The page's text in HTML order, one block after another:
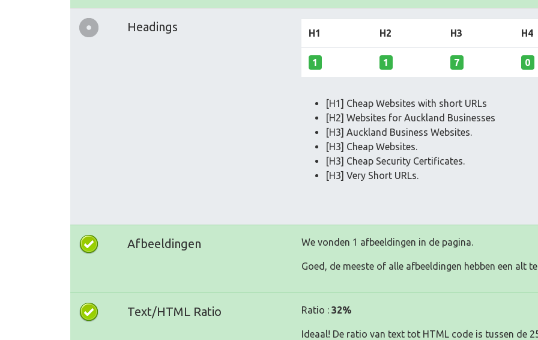
Headings H1 H2 H3 H4
1 1 7 0
[H1] Cheap Websites with short URLs
[H2] Websites for Auckland Businesses
[H3] Auckland Business Websites.
[H3] Cheap Websites.
[H3] Cheap Security Certificates.
[H3] Very Short URLs.
Afbeeldingen We vonden 1 afbeeldingen in de pagina.
Goed, de meeste of alle afbeeldingen hebben een alt
Text/HTML Ratio Ratio : 32%
Ideaal! De ratio van text tot HTML code is tussen de